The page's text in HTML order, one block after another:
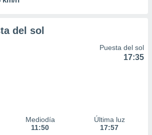
del sol
Puesta del sol
17:35
Mediodía
11:50
Última luz
17:57